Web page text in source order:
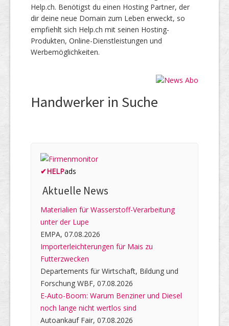
Help.ch. Benötigst du einen Hosting Partner, der
dir deine neue Domain zum Leben erweckt, so
empfiehlt sich Help.ch mit seinen Hosting-
Produkten, Online-Dienstleistungen und
Werbemöglichkeiten.
Handwerker in Suche
✔HELPads
Aktuelle News
Materialien für Wasserstoff-Verarbeitung
unter der Lupe
EMPA, 07.08.2026
Importerleichterungen für Mais zu
Futterzwecken
Departements für Wirtschaft, Bildung und
Forschung WBF, 07.08.2026
E-Auto-Boom: Warum Benziner und Diesel
noch lange nicht wertlos sind
Autoankauf Fair, 07.08.2026